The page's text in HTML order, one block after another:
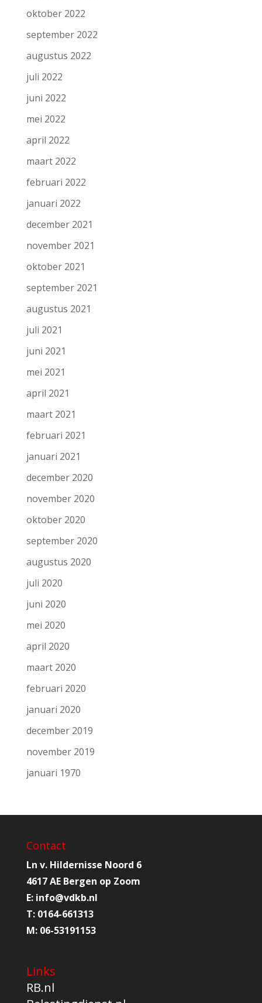
oktober 2022
september 2022
augustus 2022
juli 2022
juni 2022
mei 2022
april 2022
maart 2022
februari 2022
januari 2022
december 2021
november 2021
oktober 2021
september 2021
augustus 2021
juli 2021
juni 2021
mei 2021
april 2021
maart 2021
februari 2021
januari 2021
december 2020
november 2020
oktober 2020
september 2020
augustus 2020
juli 2020
juni 2020
mei 2020
april 2020
maart 2020
februari 2020
januari 2020
december 2019
november 2019
januari 1970
Contact
Ln v. Hildernisse Noord 6
4617 AE Bergen op Zoom
E: info@vdkb.nl
T: 0164-661313
M: 06-53191153
Links
RB.nl